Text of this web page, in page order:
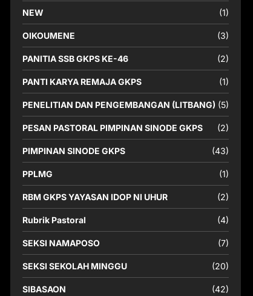
NEW (1)
OIKOUMENE (3)
PANITIA SSB GKPS KE-46 (2)
PANTI KARYA REMAJA GKPS (1)
PENELITIAN DAN PENGEMBANGAN (LITBANG) (5)
PESAN PASTORAL PIMPINAN SINODE GKPS (2)
PIMPINAN SINODE GKPS (43)
PPLMG (1)
RBM GKPS YAYASAN IDOP NI UHUR (2)
Rubrik Pastoral (4)
SEKSI NAMAPOSO (7)
SEKSI SEKOLAH MINGGU (20)
SIBASAON (42)